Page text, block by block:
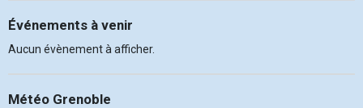
Événements à venir
Aucun évènement à afficher.
Météo Grenoble